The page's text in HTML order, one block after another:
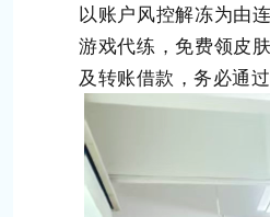
以账户风控解冻为由
游戏代练，免费领皮
及转账借款，务必通